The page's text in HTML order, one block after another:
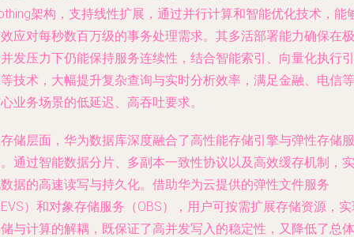
架构，支持线性扩展，通过并行计算和智能优化技术，能
应对每秒数百万级的事务处理需求。其多活部署能力确保在极
发压力下仍能保持服务连续性，结合智能索引、向量化执行引
技术，大幅提升复杂查询与实时分析效率，满足金融、电信等
业务场景的低延迟、高吞吐要求。
储层面，华为数据库深度融合了高性能存储引擎与弹性存储服
通过智能数据分片、多副本一致性协议以及高效缓存机制，实
据的高速读写与持久化。借助华为云提供的弹性文件服务
）和对象存储服务（OBS），用户可按需扩展存储资源，
与计算的解耦，既保证了高并发写入的稳定性，又降低了总体